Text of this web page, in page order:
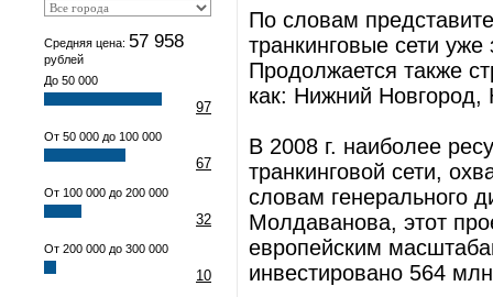
Средняя цена: 57 958
рублей
До 50 000
97
От 50 000 до 100 000
67
От 100 000 до 200 000
32
От 200 000 до 300 000
10
По словам
транкинговые сети
Продолжается также
как: Нижний Новгород,
В 2008 г. наиболее
транкинговой сети,
словам генерального
Молдаванова, этот
европейским
инвестировано 564